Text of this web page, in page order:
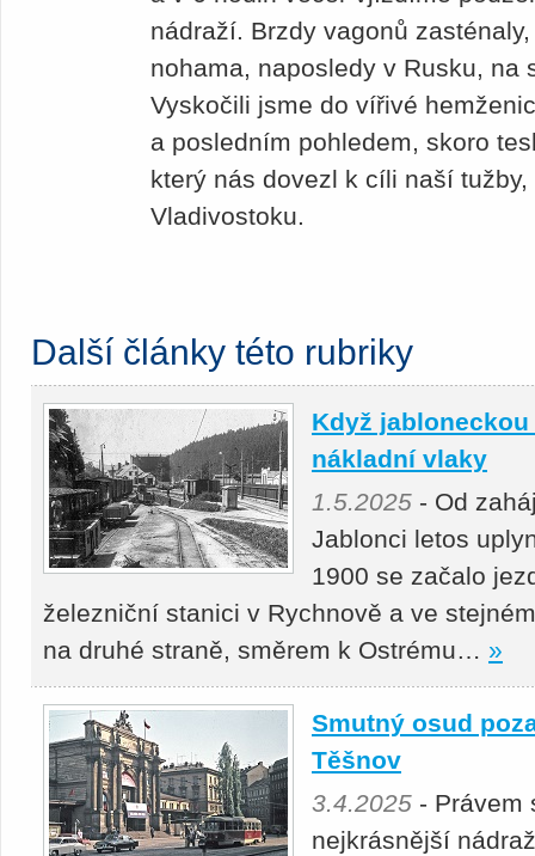
nádraží. Brzdy vagonů
nohama, naposledy v Rusku, na
Vyskočili jsme do vířivé
a posledním pohledem, skoro
který nás dovezl k cíli naší
Vladivostoku.
Další články této rubriky
Když
nákladní vlaky
1.5.2025 - Od
Jablonci letos
1900 se začalo
železniční stanici v Rychnově a ve
na druhé straně, směrem k Ostrému… »
Smutný osud
Těšnov
3.4.2025 - Právem
nejkrásnější